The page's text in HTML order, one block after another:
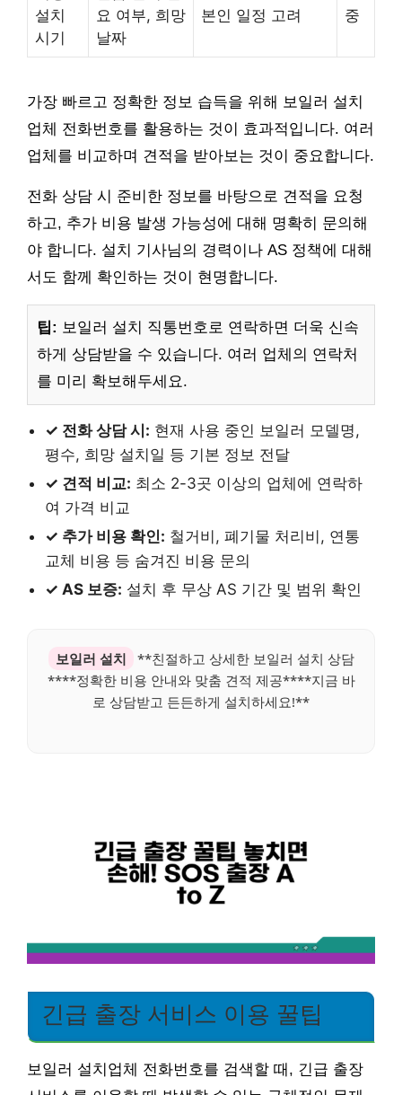
설치
시기
요 여부, 희망
날짜
본인 일정 고려 중
가장 빠르고 정확한 정보 습득을 위해 보일러 설치
업체 전화번호를 활용하는 것이 효과적입니다. 여러
업체를 비교하며 견적을 받아보는 것이 중요합니다.
전화 상담 시 준비한 정보를 바탕으로 견적을 요청
하고, 추가 비용 발생 가능성에 대해 명확히 문의해
야 합니다. 설치 기사님의 경력이나 AS 정책에 대해
서도 함께 확인하는 것이 현명합니다.
팁: 보일러 설치 직통번호로 연락하면 더욱 신속
하게 상담받을 수 있습니다. 여러 업체의 연락처
를 미리 확보해두세요.
✓ 전화 상담 시: 현재 사용 중인 보일러 모델명,
평수, 희망 설치일 등 기본 정보 전달
✓ 견적 비교: 최소 2-3곳 이상의 업체에 연락하
여 가격 비교
✓ 추가 비용 확인: 철거비, 폐기물 처리비, 연통
교체 비용 등 숨겨진 비용 문의
✓ AS 보증: 설치 후 무상 AS 기간 및 범위 확인
보일러 설치
**친절하고 상세한 보일러 설치 상담
****정확한 비용 안내와 맞춤 견적 제공****지금 바
로 상담받고 든든하게 설치하세요!**
긴급 출장 서비스 이용 꿀팁
보일러 설치업체 전화번호를 검색할 때, 긴급 출장